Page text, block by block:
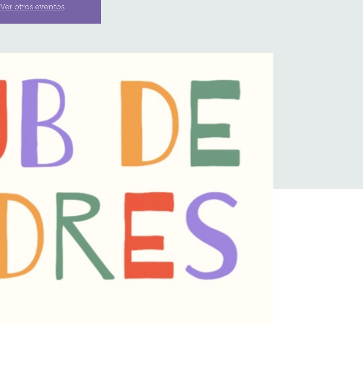
Ver otros eventos